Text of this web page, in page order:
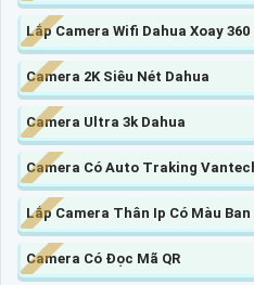
Lắp Camera Wifi Dahua Xoay 360
Camera 2K Siêu Nét Dahua
Camera Ultra 3k Dahua
Camera Có Auto Traking
Lắp Camera Thân Ip Có Màu
Camera Có Đọc Mã QR